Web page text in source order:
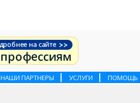
НАШИ ПАРТНЕРЫ УСЛУГИ ПОМОЩЬ